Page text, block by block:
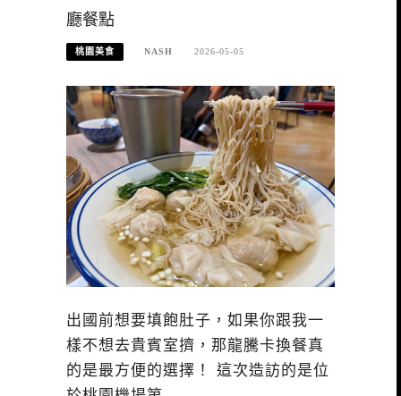
廳餐點
桃園美食 NASH 2026-05-05
出國前想要填飽肚子，如果你跟我一
樣不想去貴賓室擠，那龍騰卡換餐真
的是最方便的選擇！ 這次造訪的是位